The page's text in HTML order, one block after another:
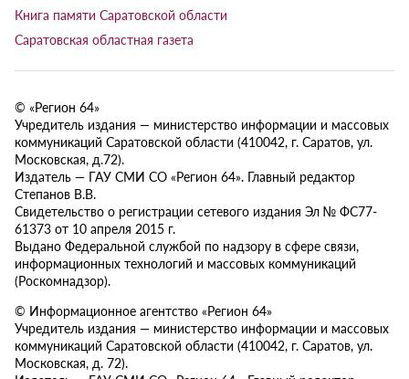
Книга памяти Саратовской области
Саратовская областная газета
© «Регион 64»
Учредитель издания — министерство информации и массовых
коммуникаций Саратовской области (410042, г. Саратов, ул.
Московская, д.72).
Издатель — ГАУ СМИ СО «Регион 64». Главный редактор
Степанов В.В.
Свидетельство о регистрации сетевого издания Эл № ФС77-
61373 от 10 апреля 2015 г.
Выдано Федеральной службой по надзору в сфере связи,
информационных технологий и массовых коммуникаций
(Роскомнадзор).
© Информационное агентство «Регион 64»
Учредитель издания — министерство информации и массовых
коммуникаций Саратовской области (410042, г. Саратов, ул.
Московская, д. 72).